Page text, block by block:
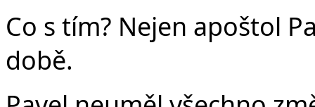
Co s tím? Nejen apoštol
době.